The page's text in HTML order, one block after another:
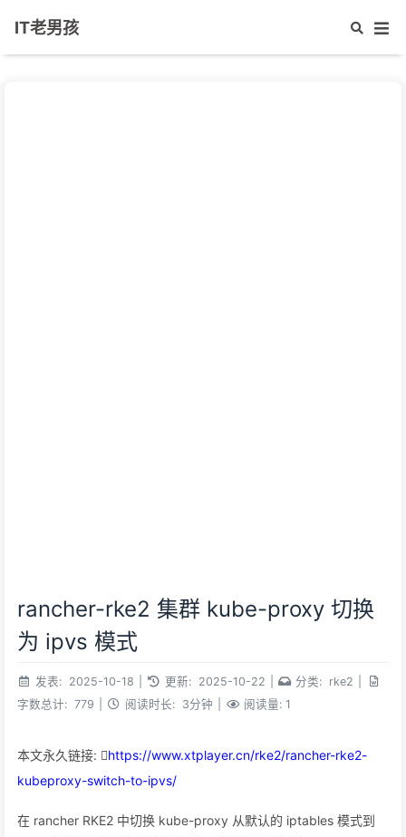
IT老男孩
rancher-rke2 集群 kube-proxy 切换
为 ipvs 模式
发表: 2025-10-18 更新: 2025-10-22 分类: rke2
字数总计: 779 阅读时长: 3分钟 阅读量: 1
本文永久链接:
https://www.xtplayer.cn/rke2/rancher-rke2-
kubeproxy-switch-to-ipvs/
在 rancher RKE2 中切换 kube-proxy 从默认的 iptables 模式到